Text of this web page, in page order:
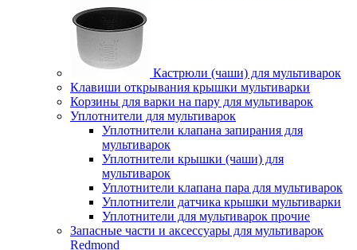
Кастрюли (чаши) для мультиварок
Клавиши открывания крышки мультиварки
Корзины для варки на пару для мультиварок
Уплотнители для мультиварок
Уплотнители клапана запирания для
мультиварок
Уплотнители крышки (чаши) для
мультиварок
Уплотнители клапана пара для мультиварок
Уплотнители датчика крышки мультиварки
Уплотнители для мультиварок прочие
Запасные части и аксессуары для мультиварок
Redmond